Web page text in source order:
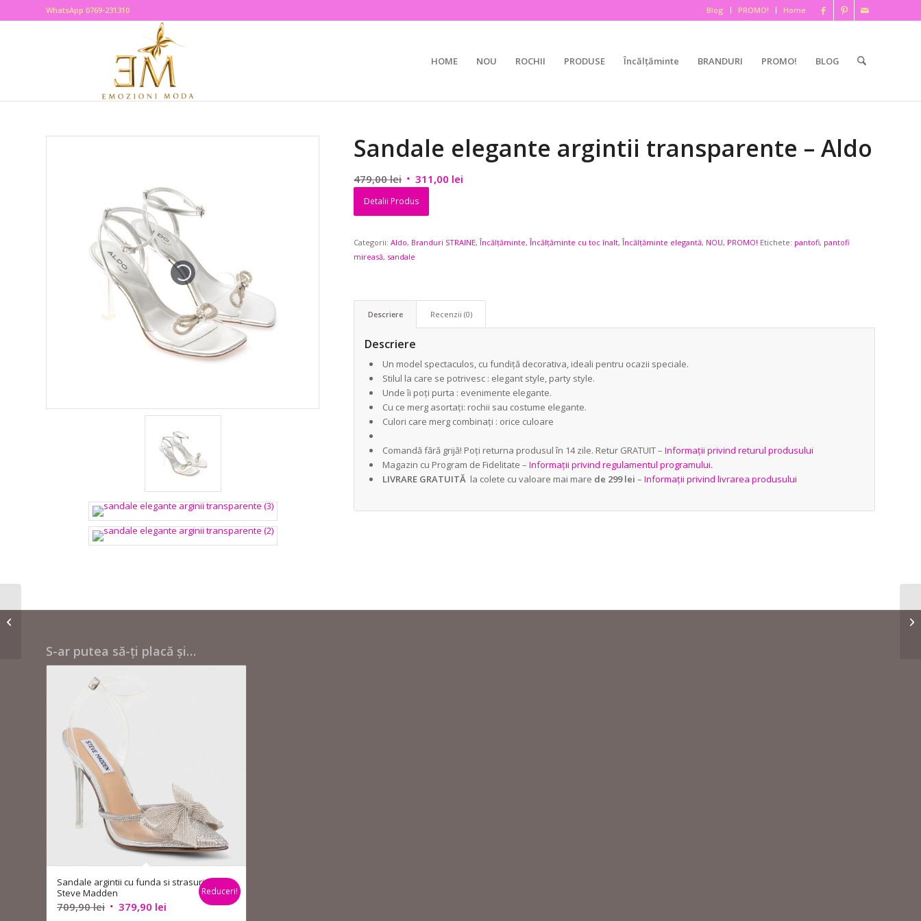
Blog PROMO! Home
WhatsApp 0769-231310
HOME NOU ROCHII PRODUSE Încălțăminte BRANDURI PROMO! BLOG
Sandale elegante argintii transparente – Aldo
479,00lei Prețul
inițial
479,00 lei.
311,00 lei
Detalii Produs
Categorii:Aldo, Branduri STRAINE,Încălțăminte,Încălțăminte cu toc înalt,Încălțăminte elegantă, NOU, PROMO! Etichete: pantofi, pantofi
mireasă, sandale
Descriere Recenzii (0)
Descriere
Un model spectaculos, cu fundiță decorativa, ideali pentru ocazii speciale.
Stilul la care se potrivesc : elegant style, party style.
Unde îi poți purta : evenimente elegante.
Cu ce merg asortați: rochii sau costume elegante.
Culori care merg combinați : orice culoare
Comandă fără grijă! Poți returna produsul în 14 zile. Retur GRATUIT – Informații privind returul produsului
Magazin cu Program de Fidelitate –Informații privind regulamentul programului.
LIVRARE GRATUITĂ la colete cu valoare mai mare de 299 lei –Informații privind livrarea produsului
S-ar putea să-ți placă și…
Sandale argintii cu funda si strasuri –
Steve Madden
709,90lei Prețul
379,90 lei
Reduceri!
Sandale elegante aurii